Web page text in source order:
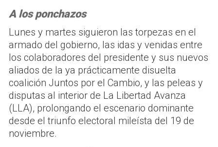
A los ponchazos
Lunes y martes siguieron las torpezas en el
armado del gobierno, las idas y venidas entre
los colaboradores del presidente y sus nuevos
aliados de la ya prácticamente disuelta
coalición Juntos por el Cambio, y las peleas y
disputas al interior de La Libertad Avanza
(LLA), prolongando el escenario dominante
desde el triunfo electoral mileísta del 19 de
noviembre.